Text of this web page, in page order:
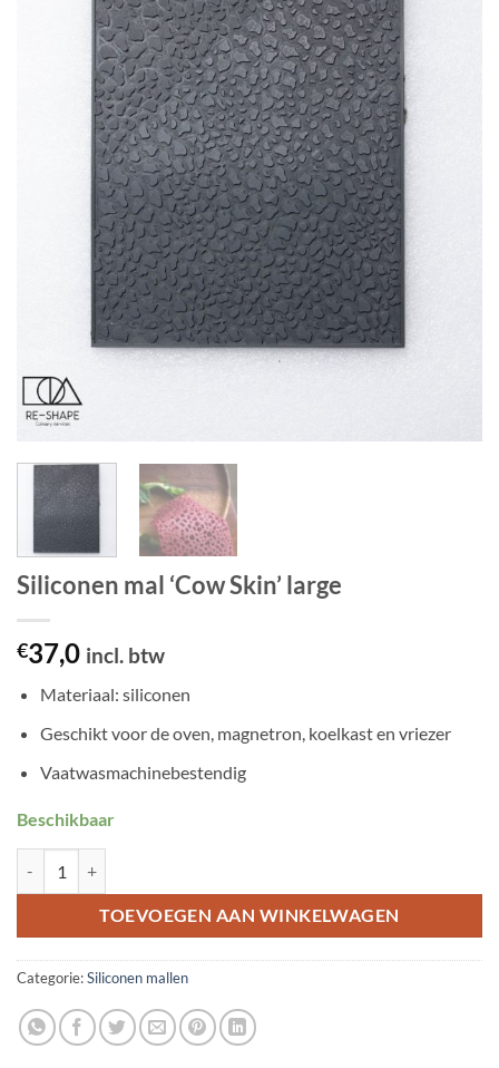
Siliconen mal ‘Cow Skin’ large
€37,0 incl. btw
Materiaal: siliconen
Geschikt voor de oven, magnetron, koelkast en vriezer
Vaatwasmachinebestendig
Beschikbaar
TOEVOEGEN AAN WINKELWAGEN
Categorie:Siliconen mallen